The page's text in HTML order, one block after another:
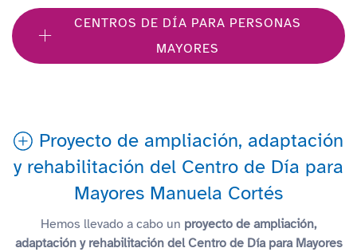
CENTROS DE DÍA PARA PERSONAS
MAYORES
Proyecto de ampliación, adaptación
y rehabilitación del Centro de Día para
Mayores Manuela Cortés
Hemos llevado a cabo un proyecto de ampliación,
adaptación y rehabilitación del Centro de Día para Mayores